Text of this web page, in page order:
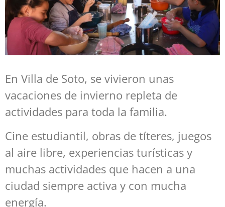
En Villa de Soto, se vivieron unas
vacaciones de invierno repleta de
actividades para toda la familia.
Cine estudiantil, obras de títeres, juegos
al aire libre, experiencias turísticas y
muchas actividades que hacen a una
ciudad siempre activa y con mucha
energía.